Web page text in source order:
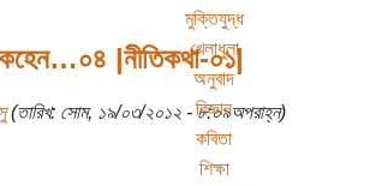
মুক্তিযুদ্ধ
খেলাধুলা
অনুবাদ
বিজ্ঞান
কবিতা
শিক্ষা
|নীতিকথা-০১|
(তারিখ: সোম, ১৯/০৩/২০১২ - ৮:০৯অপরাহ্ন)